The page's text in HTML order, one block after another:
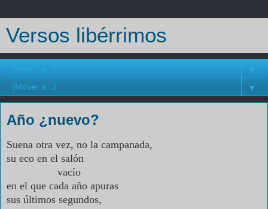
Versos libérrimos
▼
▼
Año ¿nuevo?
Suena otra vez, no la campanada,
su eco en el salón
vacío
en el que cada año apuras
sus últimos segundos,